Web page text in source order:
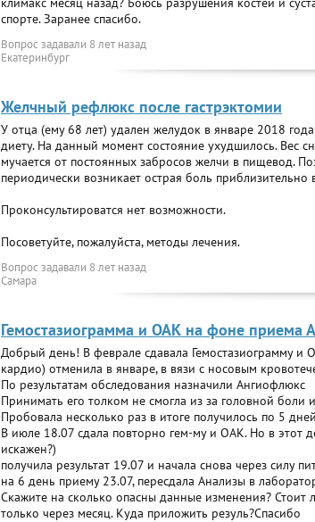
спорте. Заранее спасибо.
Вопрос задавали 8 лет назад
Екатеринбург
Желчный рефлюкс после гастрэктомии
У отца (ему 68 лет) удален желудок в январе 2018
диету. На данный момент состояние ухудшилось. Вес
мучается от постоянных забросов желчи в пищевод.
периодически возникает острая боль
Проконсультироватся нет возможности.
Посоветуйте, пожалуйста, методы лечения.
Вопрос задавали 8 лет назад
Самара
Гемостазиограмма и ОАК на фоне приема
Добрый день! В феврале сдавала Гемостазиограмму
кардио) отменила в январе, в вязи с носовым
По результатам обследования назначили Ангиофлюкс
Принимать его толком не смогла из за головной боли
Пробовала несколько раз в итоге получилось по 5
В июле 18.07 сдала повторно гем-му и ОАК. Но в этот
искажен?)
получила результат 19.07 и начала снова через силу
на 6 день приему 23.07, пересдала Анализы в
Скажите на сколько опасны данные изменения? Стоит
только через месяц. Куда приложить резуль?Спасибо